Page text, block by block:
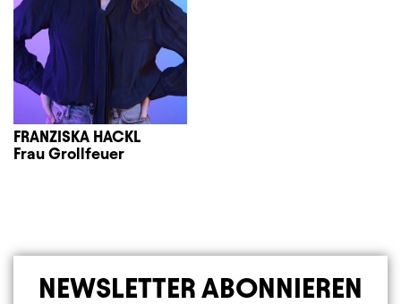
FRANZISKA HACKL
Frau Grollfeuer
NEWSLETTER ABONNIEREN